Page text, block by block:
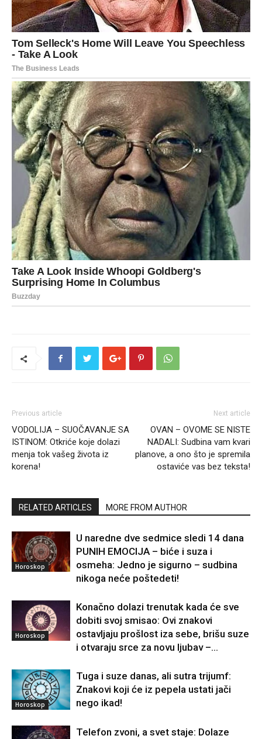
Previous article
VODOLIJA – SUOČAVANJE SA
ISTINOM: Otkriće koje dolazi
menja tok vašeg života iz
korena!
Next article
OVAN – OVOME SE NISTE
NADALI: Sudbina vam kvari
planove, a ono što je spremila
ostaviće vas bez teksta!
RELATED ARTICLES MORE FROM AUTHOR
Horoskop
U naredne dve sedmice sledi 14 dana
PUNIH EMOCIJA – biće i suza i
osmeha: Jedno je sigurno – sudbina
nikoga neće poštedeti!
Horoskop
Konačno dolazi trenutak kada će sve
dobiti svoj smisao: Ovi znakovi
ostavljaju prošlost iza sebe, brišu suze
i otvaraju srce za novu ljubav –...
Horoskop
Tuga i suze danas, ali sutra trijumf:
Znakovi koji će iz pepela ustati jači
nego ikad!
Telefon zvoni, a svet staje: Dolaze